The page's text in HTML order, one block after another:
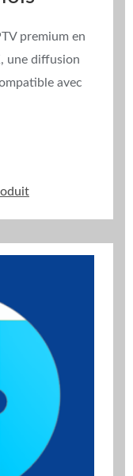
premium en
une diffusion
avec